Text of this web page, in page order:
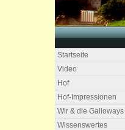
Startseite
Video
Hof
Hof-Impressionen
Wir & die Galloways
Wissenswertes